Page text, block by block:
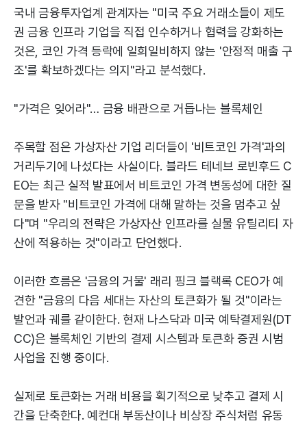
국내 금융투자업계 관계자는 "미국 주요 거래소들이 제도
권 금융 인프라 기업을 직접 인수하거나 협력을 강화하는
것은, 코인 가격 등락에 일희일비하지 않는 '안정적 매출 구
조'를 확보하겠다는 의지"라고 분석했다.
"가격은 잊어라"… 금융 배관으로 거듭나는 블록체인
주목할 점은 가상자산 기업 리더들이 '비트코인 가격'과의
거리두기에 나섰다는 사실이다. 블라드 테네브 로빈후드 C
EO는 최근 실적 발표에서 비트코인 가격 변동성에 대한 질
문을 받자 "비트코인 가격에 대해 말하는 것을 멈추고 싶
다"며 "우리의 전략은 가상자산 인프라를 실물 유틸리티 자
산에 적용하는 것"이라고 단언했다.
이러한 흐름은 '금융의 거물' 래리 핑크 블랙록 CEO가 예
견한 "금융의 다음 세대는 자산의 토큰화가 될 것"이라는
발언과 궤를 같이한다. 현재 나스닥과 미국 예탁결제원(DT
CC)은 블록체인 기반의 결제 시스템과 토큰화 증권 시범
사업을 진행 중이다.
실제로 토큰화는 거래 비용을 획기적으로 낮추고 결제 시
간을 단축한다. 예컨대 부동산이나 비상장 주식처럼 유동